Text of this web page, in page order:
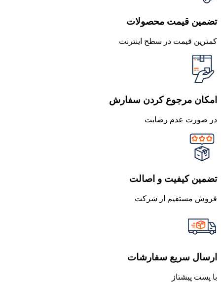
تضمین قیمت محصولات
کمترین قیمت در سطح اینترنت
امکان مرجوع کردن سفارش
در صورت عدم رضایت
تضمین کیفیت و اصالت
فروش مستقیم از شرکت
ارسال سریع سفارشات
با پست پیشتاز